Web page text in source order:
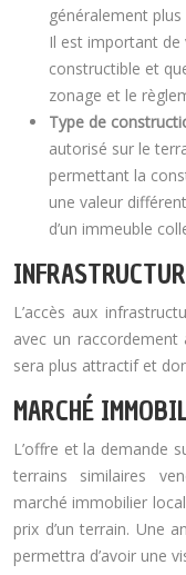
généralement
Il est important
constructible et
zonage et le
Type de
autorisé sur le
permettant la
une valeur
d’un immeuble
L’accès aux
avec un raccordement
sera plus attractif et
MARCHÉ
L’offre et la demande
terrains similaires
marché immobilier
prix d’un terrain. Une
permettra d’avoir une